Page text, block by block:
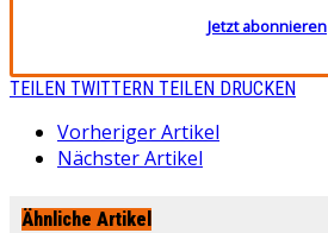
Jetzt abonnieren
TEILEN TWITTERN TEILEN DRUCKEN
Vorheriger Artikel
Nächster Artikel
Ähnliche Artikel